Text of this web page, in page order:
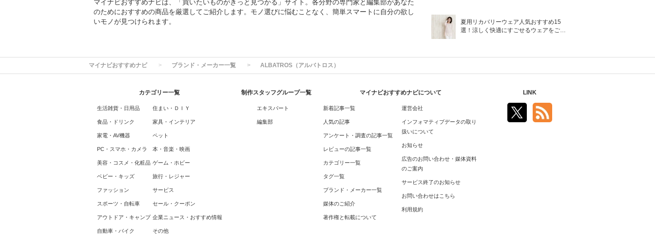
マイナビおすすめナビは、「買いたいものがきっと見つかる」サイト。各分野の専門家と編集部があなた
のためにおすすめの商品を厳選してご紹介します。モノ選びに悩むことなく、簡単スマートに自分の欲し
いモノが見つけられます。
夏用リカバリーウェア人気おすすめ15
選！涼しく快適にすごせるウェアをご紹
マイナビおすすめナビ ブランド・メーカー一覧 ALBATROS（アルバトロス）
カテゴリー一覧
生活雑貨・日用品
食品・ドリンク
家電・AV機器
PC・スマホ・カメラ
美容・コスメ・化粧品
ベビー・キッズ
ファッション
スポーツ・自転車
アウトドア・キャンプ
自動車・バイク
住まい・ＤＩＹ
家具・インテリア
ペット
本・音楽・映画
ゲーム・ホビー
旅行・レジャー
サービス
セール・クーポン
企業ニュース・おすすめ情報
その他
制作スタッフグループ一覧
エキスパート
編集部
マイナビおすすめナビについて
新着記事一覧
人気の記事
アンケート・調査の記事一覧
レビューの記事一覧
カテゴリー一覧
タグ一覧
ブランド・メーカー一覧
媒体のご紹介
著作権と転載について
運営会社
インフォマティブデータの取り
扱いについて
お知らせ
広告のお問い合わせ・媒体資料
のご案内
サービス終了のお知らせ
お問い合わせはこちら
利用規約
LINK